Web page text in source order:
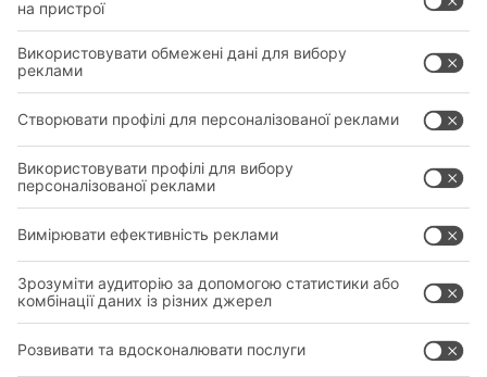
ОБСЛУГОВУВАННЯ
КОНСУЛЬТАЦІЇ ТА ПОСЛУГИ
ПРАВОВИЙ
ПОЛІТИКА КОНФІДЕНЦІЙНОСТІ
КОНТАКТИ ГОЛОВНОГО ОФІСУ
НАЛАШТУВАННЯ ПРИВАТНОСТІ